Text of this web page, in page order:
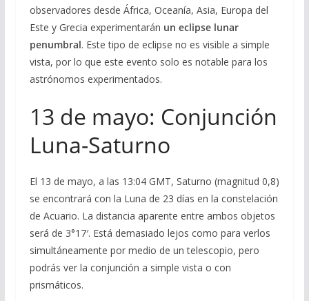
observadores desde África, Oceanía, Asia, Europa del
Este y Grecia experimentarán un eclipse lunar
penumbral. Este tipo de eclipse no es visible a simple
vista, por lo que este evento solo es notable para los
astrónomos experimentados.
13 de mayo: Conjunción
Luna-Saturno
El 13 de mayo, a las 13:04 GMT, Saturno (magnitud 0,8)
se encontrará con la Luna de 23 días en la constelación
de Acuario. La distancia aparente entre ambos objetos
será de 3°17′. Está demasiado lejos como para verlos
simultáneamente por medio de un telescopio, pero
podrás ver la conjunción a simple vista o con
prismáticos.